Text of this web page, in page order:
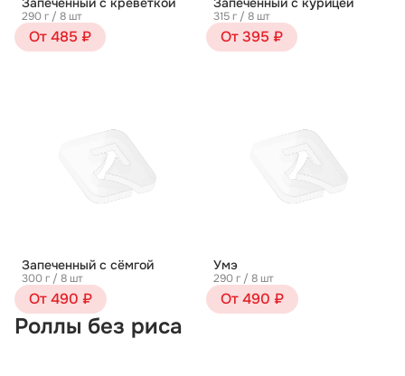
290 г / 8 шт
От 485 ₽
315 г / 8 шт
От 395 ₽
Запеченный с сёмгой
300 г / 8 шт
От 490 ₽
Умэ
290 г / 8 шт
От 490 ₽
Роллы без риса